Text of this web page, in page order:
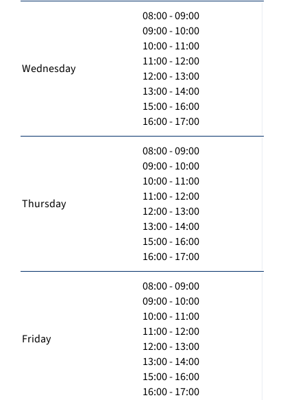
Wednesday
08:00 - 09:00
09:00 - 10:00
10:00 - 11:00
11:00 - 12:00
12:00 - 13:00
13:00 - 14:00
15:00 - 16:00
16:00 - 17:00
Thursday
08:00 - 09:00
09:00 - 10:00
10:00 - 11:00
11:00 - 12:00
12:00 - 13:00
13:00 - 14:00
15:00 - 16:00
16:00 - 17:00
Friday
08:00 - 09:00
09:00 - 10:00
10:00 - 11:00
11:00 - 12:00
12:00 - 13:00
13:00 - 14:00
15:00 - 16:00
16:00 - 17:00